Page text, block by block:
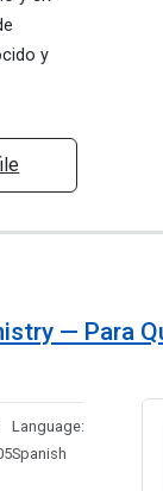
y
— Para
Language:
Spanish